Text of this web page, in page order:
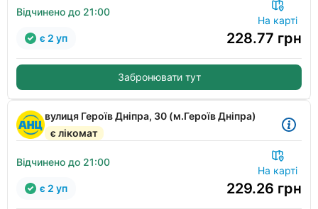
Відчинено до 21:00
На карті
228.77 грн
є 2 уп
Забронювати тут
вулиця Героїв Дніпра, 30 (м.Героїв Дніпра)
є лікомат
Відчинено до 21:00
На карті
229.26 грн
є 2 уп